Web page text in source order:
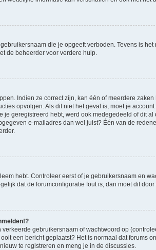
die je opgeeft verboden. Tevens is
de beheerder voor verdere hulp.
Indien ze correct zijn, kan één of meerdere
opvolgen. Als dit niet het geval is, moet je
je geregistreerd hebt, werd ook medegedeeld of dit
e-mailadres dan wel juist? Één van de
hebt. Controleer eerst of je gebruikersnaam en
dat de forumconfiguratie fout is, dan moet dit
gebruikersnaam of wachtwoord op
een bericht geplaatst? Het is normaal dat
te registreren en meng je in de discussies.